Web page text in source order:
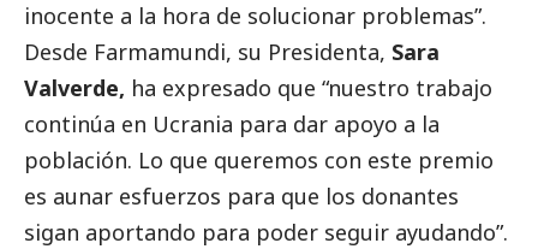
inocente a la hora de solucionar problemas”.
Desde Farmamundi, su Presidenta, Sara
Valverde, ha expresado que “nuestro trabajo
continúa en Ucrania para dar apoyo a la
población. Lo que queremos con este premio
es aunar esfuerzos para que los donantes
sigan aportando para poder seguir ayudando”.